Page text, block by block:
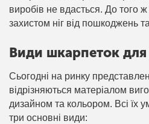
виробів не вдасться. До того
захистом ніг від пошкоджень
Види шкарпеток для
Сьогодні на ринку
відрізняються матеріалом
дизайном та кольором. Всі їх
три основні види: